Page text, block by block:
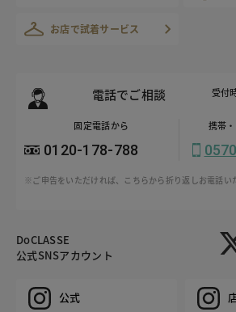
お店で試着サービス
電話でご相談 受付
固定電話から
0120-178-788
携帯
※ご申告をいただければ、こちらから折り返しお電話い
DoCLASSE
公式SNSアカウント
公式